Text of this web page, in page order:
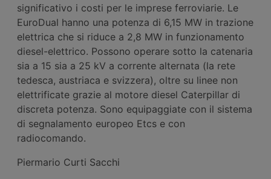
significativo i costi per le imprese ferroviarie. Le
EuroDual hanno una potenza di 6,15 MW in trazione
elettrica che si riduce a 2,8 MW in funzionamento
diesel-elettrico. Possono operare sotto la catenaria
sia a 15 sia a 25 kV a corrente alternata (la rete
tedesca, austriaca e svizzera), oltre su linee non
elettrificate grazie al motore diesel Caterpillar di
discreta potenza. Sono equipaggiate con il sistema
di segnalamento europeo Etcs e con
radiocomando.
Piermario Curti Sacchi